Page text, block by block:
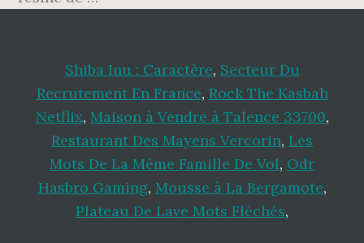
Shiba Inu : Caractère, Secteur Du
Recrutement En France, Rock The Kasbah
Netflix, Maison à Vendre à Talence 33700,
Restaurant Des Mayens Vercorin, Les
Mots De La Même Famille De Vol, Odr
Hasbro Gaming, Mousse à La Bergamote,
Plateau De Lave Mots Fléchés,